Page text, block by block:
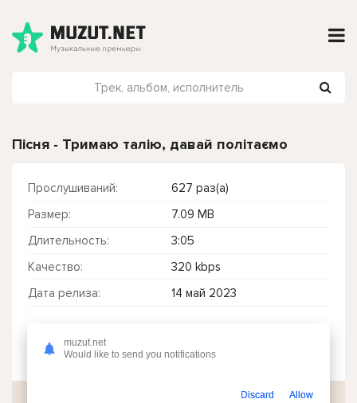
Пісня - Тримаю талію, давай політаємо
Прослушиваний:
627 раз(а)
Размер:
7.09 MB
Длительность:
3:05
Качество:
320 kbps
Дата релиза:
14 май 2023
muzut.net
Would like to send you notifications
Discard Allow